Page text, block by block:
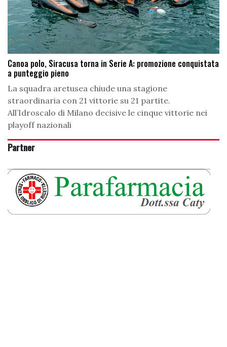
Canoa polo, Siracusa torna in Serie A: promozione conquistata
a punteggio pieno
La squadra aretusea chiude una stagione
straordinaria con 21 vittorie su 21 partite.
All’Idroscalo di Milano decisive le cinque vittorie nei
playoff nazionali
Partner